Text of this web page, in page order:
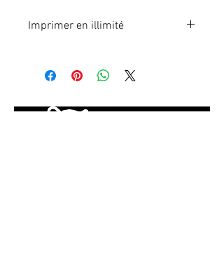
Imprimer en illimité
illimité.
d'état des lieux ? Nous pouvons le